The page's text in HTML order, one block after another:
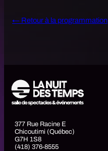
B
S
← Retour à la programmation
377 Rue Racine E
Chicoutimi (Québec)
G7H 1S8
(418) 376-8555